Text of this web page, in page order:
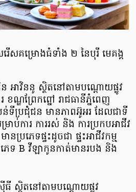
រើសគម្រោងធំទាំង ២ នៃបុរី មេគង្គ
ាវិននូ ស្ថិតនៅតាមបណ្តោយផ្លូវ
ណ្ឌព្រែកព្នៅ រាជធានីភ្នំពេញ
ប្រជុំជន មានភាពអ៊ូអរ ដែលជាទី
ការ ការរស់ និង ការប្រកបអាជីវ
ប្រភេទផ្ទះដូចជា ផ្ទះអាជីវកម្ម
ភេទ B វីឡាកូនកាត់មានរបង និង
ស្ថិតនៅតាមបណ្តោយផ្លូវ